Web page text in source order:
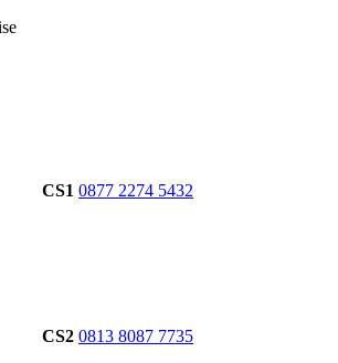
CS1 0877 2274 5432
CS2 0813 8087 7735